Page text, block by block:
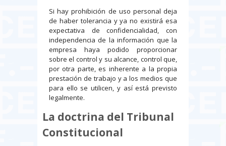
Si hay prohibición de uso personal deja
de haber tolerancia y ya no existirá esa
expectativa de confidencialidad, con
independencia de la información que la
empresa haya podido proporcionar
sobre el control y su alcance, control que,
por otra parte, es inherente a la propia
prestación de trabajo y a los medios que
para ello se utilicen, y así está previsto
legalmente.
La doctrina del Tribunal
Constitucional